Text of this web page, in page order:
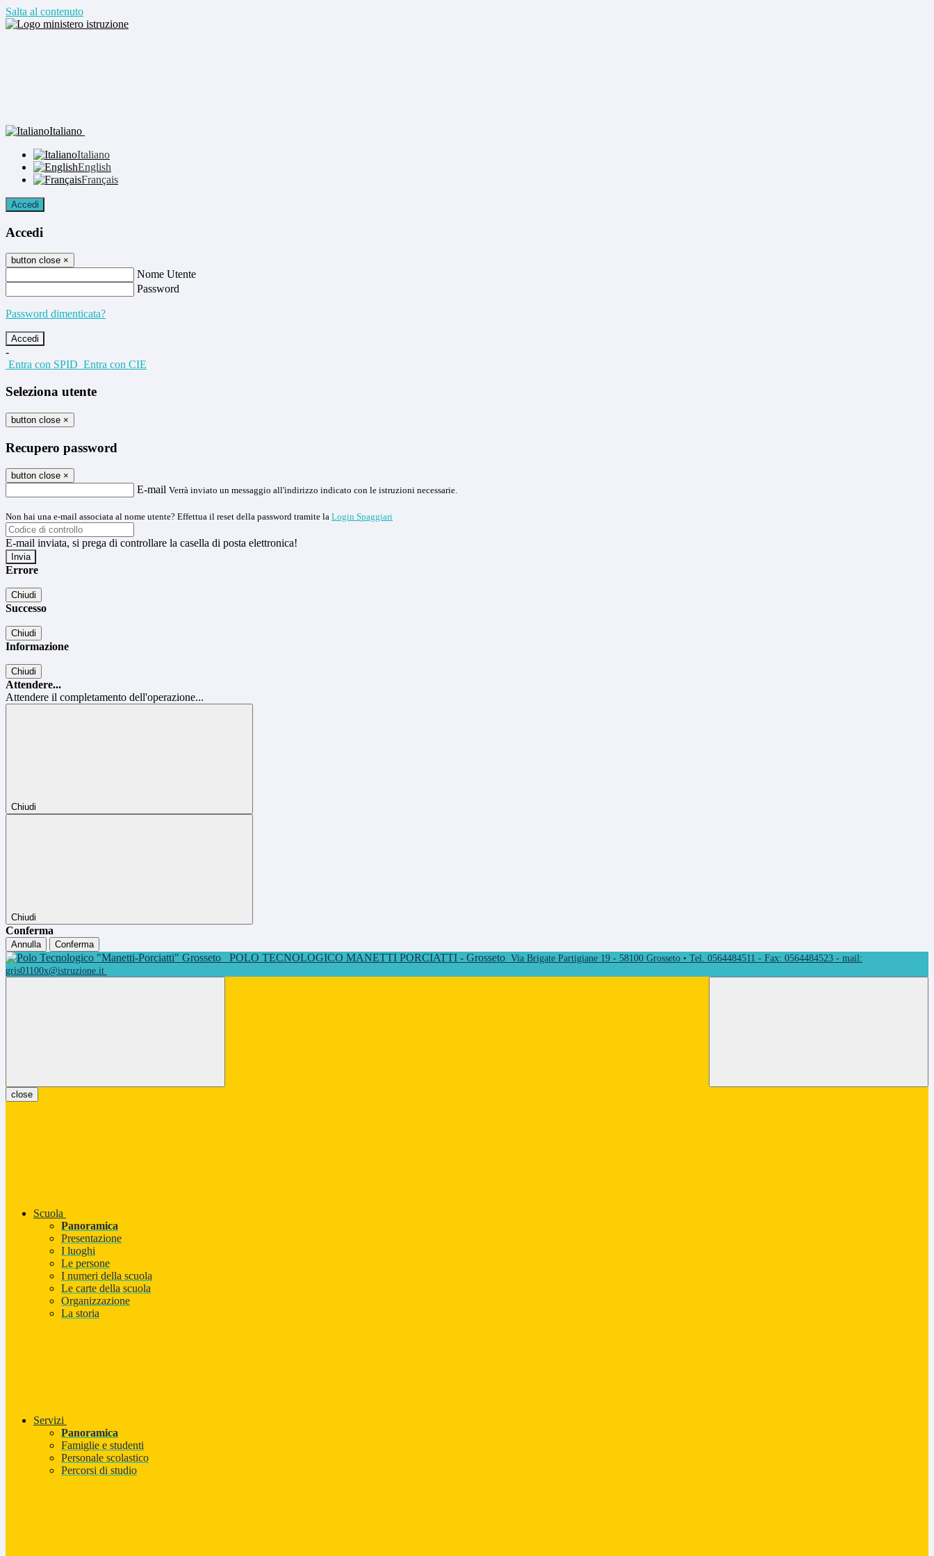
Salta al contenuto
Italiano
Italiano
English
Français
Accedi
Accedi
button close ×
Nome Utente
Password
Password dimenticata?
-
Entra con SPID Entra con CIE
Seleziona utente
button close ×
Recupero password
button close ×
E-mail Verrà inviato un messaggio all'indirizzo indicato con le istruzioni necessarie.
Non hai una e-mail associata al nome utente? Effettua il reset della password tramite la Login Spaggiari
E-mail inviata, si prega di controllare la casella di posta elettronica!
Errore
Chiudi
Successo
Chiudi
Informazione
Chiudi
Attendere...
Attendere il completamento dell'operazione...
Chiudi
Chiudi
Conferma
Annulla Conferma
POLO TECNOLOGICO MANETTI PORCIATTI - Grosseto Via Brigate Partigiane 19 - 58100 Grosseto • Tel. 0564484511 - Fax: 0564484523 - mail:
gris01100x@istruzione.it
close
Scuola
Panoramica
Presentazione
I luoghi
Le persone
I numeri della scuola
Le carte della scuola
Organizzazione
La storia
Servizi
Panoramica
Famiglie e studenti
Personale scolastico
Percorsi di studio